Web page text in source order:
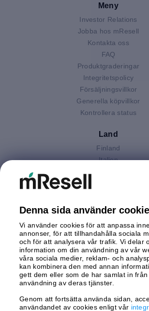
Meny
Investor Relations
Jobba hos mResell
Kontakta oss
FAQ
Produktgraderingar
Integritetspolicy
Försäljningsvillkor
Generella köpvillkor
Kontrollera status
Land
Finland
Italien
Storbritannien
Tyskland
Österrike
Betalningar
Leverans av
Denna sida använder
Vi använder cookies för att anpassa
annonser, för att tillhandahålla sociala
och för att analysera vår trafik. Vi delar
information om din användning av vår
våra sociala medier, reklam- och
kan kombinera den med annan
gett dem eller som de har samlat in från
användning av deras tjänster.
Genom att fortsätta använda sidan,
användandet av cookies enligt vår